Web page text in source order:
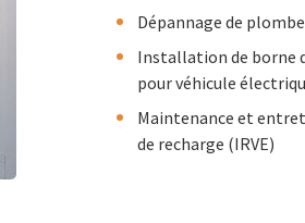
Dépannage de
Installation de borne
pour véhicule
Maintenance et
de recharge (IRVE)